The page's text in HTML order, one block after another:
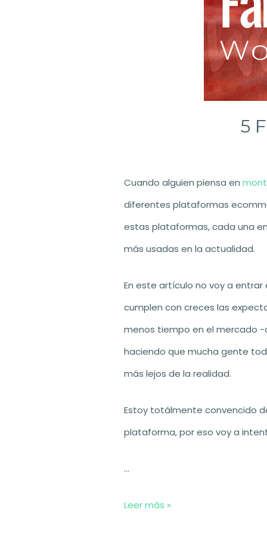
5
Cuando alguien piensa en
diferentes plataformas
estas plataformas, cada una
más usadas en la actualidad.
En este artículo no voy a
cumplen con creces las
menos tiempo en el mercado -
haciendo que mucha gente
más lejos de la realidad.
Estoy totálmente convencido
plataforma, por eso voy a
…
5
Leer más »